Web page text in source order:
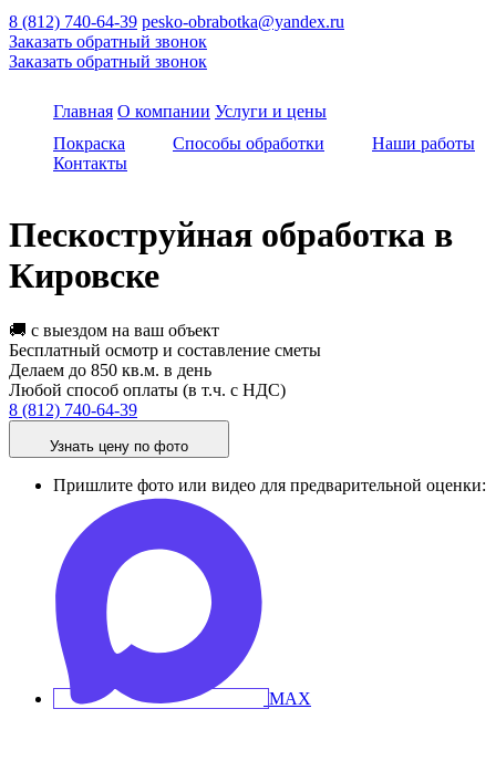
8 (812) 740-64-39 pesko-obrabotka@yandex.ru
Заказать обратный звонок
Заказать обратный звонок
Главная О компании Услуги и цены
Покраска
Способы обработки
Наши работы
Контакты
Пескоструйная обработка в
Кировске
🚚 с выездом на ваш объект
Бесплатный осмотр и составление сметы
Делаем до 850 кв.м. в день
Любой способ оплаты (в т.ч. с НДС)
8 (812) 740-64-39
Узнать цену по фото
Пришлите фото или видео для предварительной оценки: